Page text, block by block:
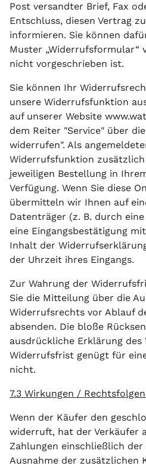
Post versandter Brief, Fax
Entschluss, diesen Vertrag
informieren. Sie können
Muster „Widerrufsformular“
nicht vorgeschrieben ist.
Sie können Ihr
unsere Widerrufsfunktion
auf unserer Website
dem Reiter "Service" über
widerrufen". Als
Widerrufsfunktion
jeweiligen Bestellung in
Verfügung. Wenn Sie diese
übermitteln wir Ihnen auf
Datenträger (z. B. durch
eine Eingangsbestätigung
Inhalt der
der Uhrzeit ihres Eingangs.
Zur Wahrung der
Sie die Mitteilung über die
Widerrufsrechts vor Ablauf
absenden. Die bloße
ausdrückliche Erklärung
Widerrufsfrist genügt für
nicht.
7.3 Wirkungen /
Wenn der Käufer den
widerruft, hat der Verkäufer
Zahlungen einschließlich
Ausnahme der zusätzlichen